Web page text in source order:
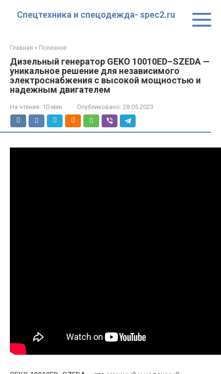
Спецтехника и спецодежда- spec2.ru
Главная » Полезное
Дизельный генератор GEKO 10010ED–SZEDA —
уникальное решение для независимого
электроснабжения с высокой мощностью и
надежным двигателем
На чтение: 10 мин Опубликовано: 28.05.2023